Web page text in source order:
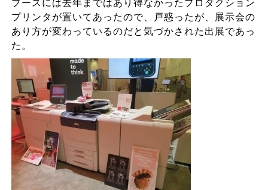
ブースには去年まではあり得なかったプロダクション
プリンタが置いてあったので、戸惑ったが、展示会の
あり方が変わっているのだと気づかされた出展であっ
た。